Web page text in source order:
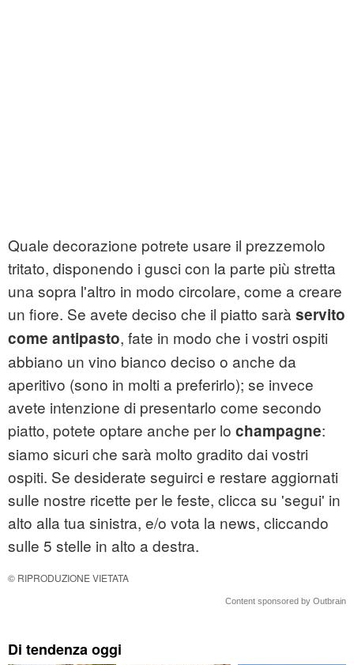
Quale decorazione potrete usare il prezzemolo
tritato, disponendo i gusci con la parte più stretta
una sopra l'altro in modo circolare, come a creare
un fiore. Se avete deciso che il piatto sarà servito
come antipasto, fate in modo che i vostri ospiti
abbiano un vino bianco deciso o anche da
aperitivo (sono in molti a preferirlo); se invece
avete intenzione di presentarlo come secondo
piatto, potete optare anche per lo champagne:
siamo sicuri che sarà molto gradito dai vostri
ospiti. Se desiderate seguirci e restare aggiornati
sulle nostre ricette per le feste, clicca su 'segui' in
alto alla tua sinistra, e/o vota la news, cliccando
sulle 5 stelle in alto a destra.
© RIPRODUZIONE VIETATA
Content sponsored by Outbrain
Di tendenza oggi